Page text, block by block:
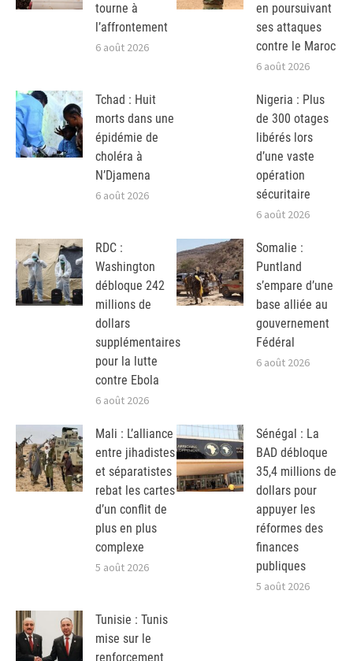
tourne à
l’affrontement
6 août 2026
en poursuivant
ses attaques
contre le Maroc
6 août 2026
Tchad : Huit
morts dans une
épidémie de
choléra à
N’Djamena
6 août 2026
Nigeria : Plus
de 300 otages
libérés lors
d’une vaste
opération
sécuritaire
6 août 2026
RDC :
Washington
débloque 242
millions de
dollars
supplémentaires
pour la lutte
contre Ebola
6 août 2026
Somalie :
Puntland
s’empare d’une
base alliée au
gouvernement
Fédéral
6 août 2026
Mali : L’alliance
entre jihadistes
et séparatistes
rebat les cartes
d’un conflit de
plus en plus
complexe
5 août 2026
Sénégal : La
BAD débloque
35,4 millions de
dollars pour
appuyer les
réformes des
finances
publiques
5 août 2026
Tunisie : Tunis
mise sur le
renforcement